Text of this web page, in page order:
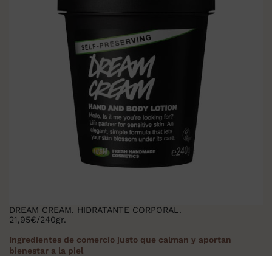
DREAM CREAM. HIDRATANTE CORPORAL.
21,95€/240gr.
Ingredientes de comercio justo que calman y aportan
bienestar a la piel